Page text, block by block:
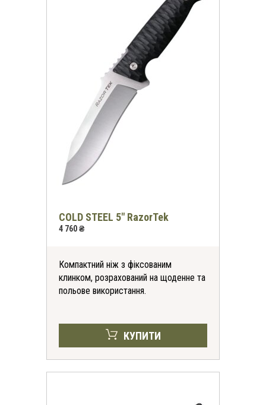
COLD STEEL 5" RazorTek
4 760 ₴
Компактний ніж з фіксованим
клинком, розрахований на щоденне та
польове використання.
КУПИТИ